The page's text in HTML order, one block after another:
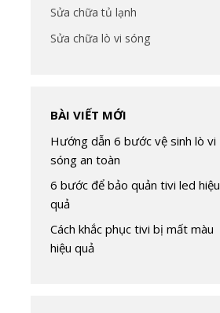
Sửa chữa tủ lạnh
Sửa chữa lò vi sóng
BÀI VIẾT MỚI
Hướng dẫn 6 bước vệ sinh lò vi
sóng an toàn
6 bước để bảo quản tivi led hiệu
quả
Cách khắc phục tivi bị mất màu
hiệu quả